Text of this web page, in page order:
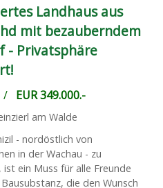
Landhaus aus
mit bezauberndem
- Privatsphäre
EUR 349.000.-
am Walde
- nordöstlich von
in der Wachau - zu
ein Muss für alle Freunde
die den Wunsch